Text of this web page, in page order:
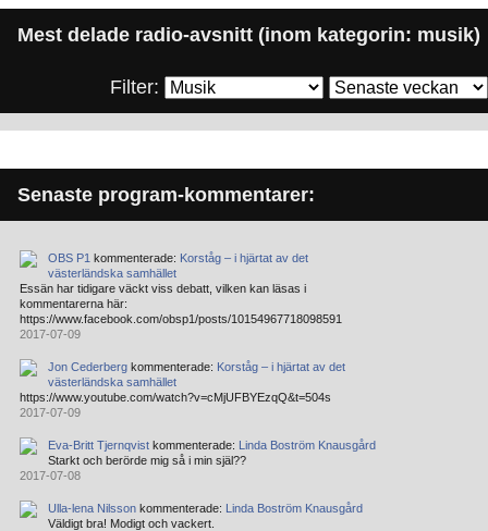
Mest delade radio-avsnitt (inom kategorin: musik)
Filter:
Senaste program-kommentarer:
OBS P1 kommenterade: Korståg – i hjärtat av det
västerländska samhället
Essän har tidigare väckt viss debatt, vilken kan läsas i
kommentarerna här:
https://www.facebook.com/obsp1/posts/10154967718098591
2017-07-09
Jon Cederberg kommenterade: Korståg – i hjärtat av det
västerländska samhället
https://www.youtube.com/watch?v=cMjUFBYEzqQ&t=504s
2017-07-09
Eva-Britt Tjernqvist kommenterade: Linda Boström Knausgård
Starkt och berörde mig så i min själ??
2017-07-08
Ulla-lena Nilsson kommenterade: Linda Boström Knausgård
Väldigt bra! Modigt och vackert.